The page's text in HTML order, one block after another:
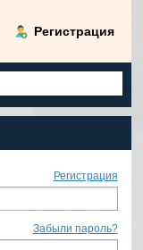
Регистрация
Регистрация
Забыли пароль?